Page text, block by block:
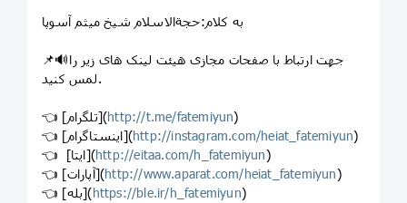
به کلام:حجةالاسلام شیخ میثم آسوپا
📌🔊جهت ارتباط با صفحات مجازی هیئت لینک های زیر را
لمس کنید.
👈 [تلگرام](http://t.me/fatemiyun)
👈 [اینستاگرام](http://instagram.com/heiat_fatemiyun)
👈 [ایتا](http://eitaa.com/h_fatemiyun)
👈 [آپارات](http://www.aparat.com/heiat_fatemiyun)
👈 [بله](https://ble.ir/h_fatemiyun)